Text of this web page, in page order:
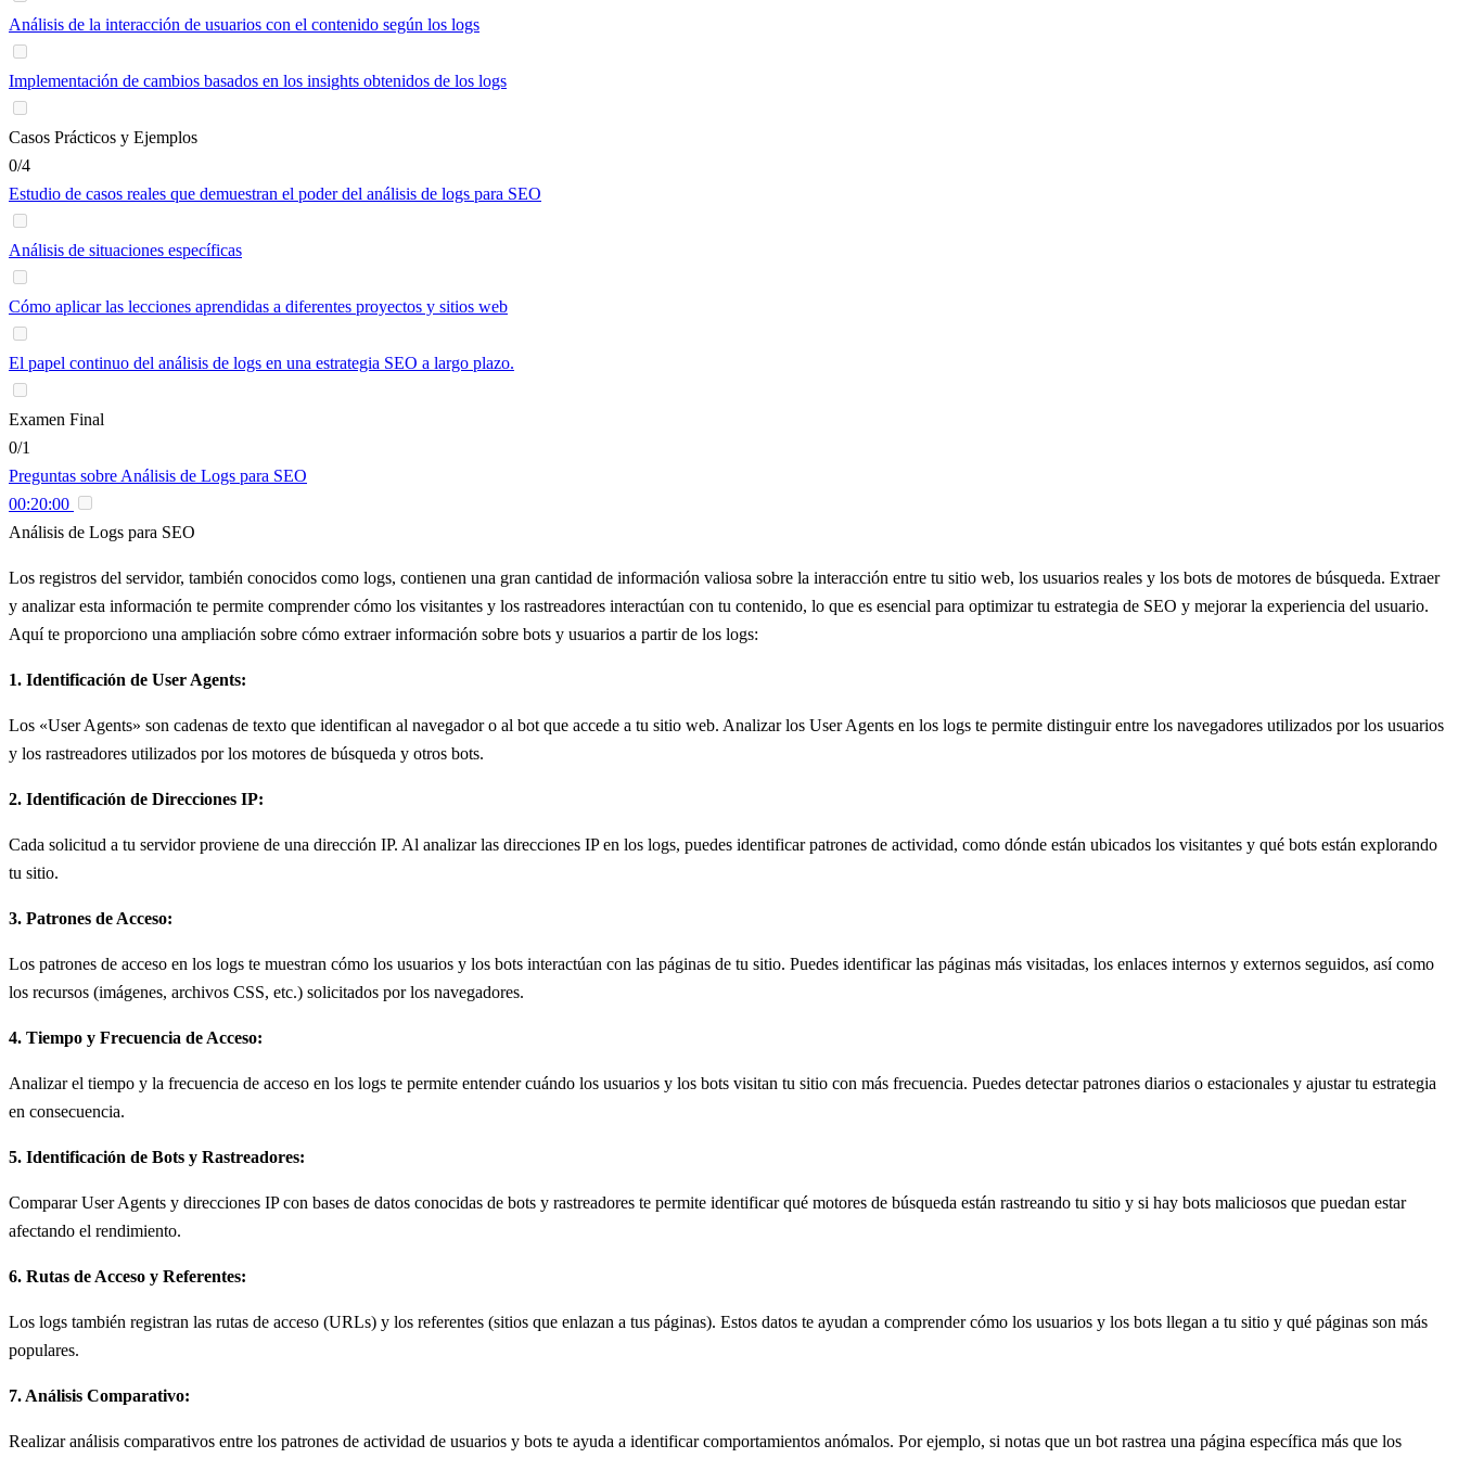
Análisis de la interacción de usuarios con el contenido según los logs
Implementación de cambios basados en los insights obtenidos de los logs
Casos Prácticos y Ejemplos
0/4
Estudio de casos reales que demuestran el poder del análisis de logs para SEO
Análisis de situaciones específicas
Cómo aplicar las lecciones aprendidas a diferentes proyectos y sitios web
El papel continuo del análisis de logs en una estrategia SEO a largo plazo.
Examen Final
0/1
Preguntas sobre Análisis de Logs para SEO
00:20:00
Análisis de Logs para SEO
Los registros del servidor, también conocidos como logs, contienen una gran cantidad de información valiosa sobre la interacción entre tu sitio web, los usuarios reales y los bots de motores de búsqueda. Extraer
y analizar esta información te permite comprender cómo los visitantes y los rastreadores interactúan con tu contenido, lo que es esencial para optimizar tu estrategia de SEO y mejorar la experiencia del usuario.
Aquí te proporciono una ampliación sobre cómo extraer información sobre bots y usuarios a partir de los logs:
1. Identificación de User Agents:
Los «User Agents» son cadenas de texto que identifican al navegador o al bot que accede a tu sitio web. Analizar los User Agents en los logs te permite distinguir entre los navegadores utilizados por los usuarios
y los rastreadores utilizados por los motores de búsqueda y otros bots.
2. Identificación de Direcciones IP:
Cada solicitud a tu servidor proviene de una dirección IP. Al analizar las direcciones IP en los logs, puedes identificar patrones de actividad, como dónde están ubicados los visitantes y qué bots están explorando
tu sitio.
3. Patrones de Acceso:
Los patrones de acceso en los logs te muestran cómo los usuarios y los bots interactúan con las páginas de tu sitio. Puedes identificar las páginas más visitadas, los enlaces internos y externos seguidos, así como
los recursos (imágenes, archivos CSS, etc.) solicitados por los navegadores.
4. Tiempo y Frecuencia de Acceso:
Analizar el tiempo y la frecuencia de acceso en los logs te permite entender cuándo los usuarios y los bots visitan tu sitio con más frecuencia. Puedes detectar patrones diarios o estacionales y ajustar tu estrategia
en consecuencia.
5. Identificación de Bots y Rastreadores:
Comparar User Agents y direcciones IP con bases de datos conocidas de bots y rastreadores te permite identificar qué motores de búsqueda están rastreando tu sitio y si hay bots maliciosos que puedan estar
afectando el rendimiento.
6. Rutas de Acceso y Referentes:
Los logs también registran las rutas de acceso (URLs) y los referentes (sitios que enlazan a tus páginas). Estos datos te ayudan a comprender cómo los usuarios y los bots llegan a tu sitio y qué páginas son más
populares.
7. Análisis Comparativo:
Realizar análisis comparativos entre los patrones de actividad de usuarios y bots te ayuda a identificar comportamientos anómalos. Por ejemplo, si notas que un bot rastrea una página específica más que los